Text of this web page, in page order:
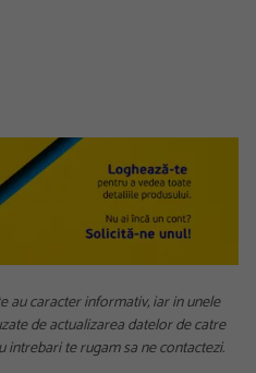
au caracter informativ, iar in unele
de actualizarea datelor de catre
te rugam sa ne contactezi.